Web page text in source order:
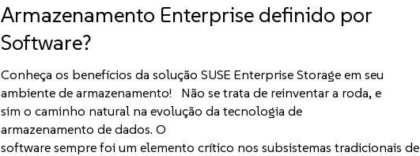
Armazenamento Enterprise definido por
Software?
Conheça os benefícios da solução SUSE Enterprise Storage em seu
ambiente de armazenamento! Não se trata de reinventar a roda, e
sim o caminho natural na evolução da tecnologia de
armazenamento de dados. O
software sempre foi um elemento crítico nos subsistemas tradicionais de